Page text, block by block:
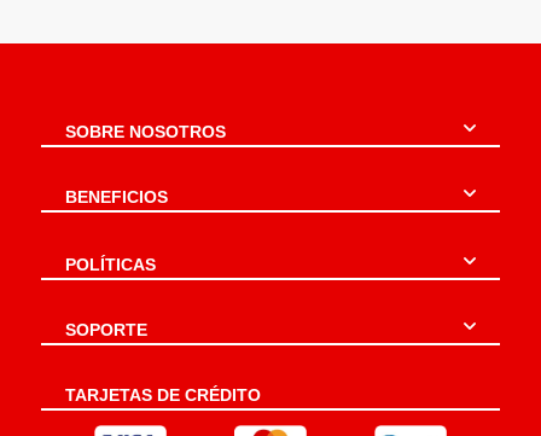
SOBRE NOSOTROS
BENEFICIOS
POLÍTICAS
SOPORTE
TARJETAS DE CRÉDITO